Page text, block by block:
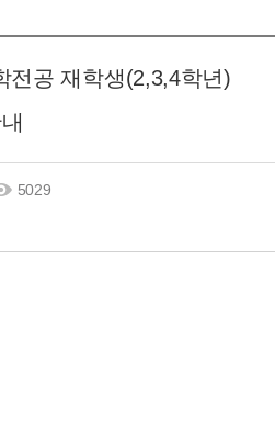
전공 재학생(2,3,4학년)
5029